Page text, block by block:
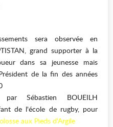
sera observée en
, grand supporter à la
dans sa jeunesse mais
de la fin des années
Sébastien BOUEILH
de l'école de rugby, pour
aux Pieds d'Argile